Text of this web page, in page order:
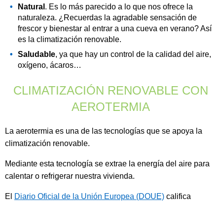
Natural . Es lo más parecido a lo que nos ofrece la
naturaleza. ¿Recuerdas la agradable sensación de
frescor y bienestar al entrar a una cueva en verano? Así
es la climatización renovable.
Saludable, ya que hay un control de la calidad del aire,
oxígeno, ácaros…
CLIMATIZACIÓN RENOVABLE CON
AEROTERMIA
La aerotermia es una de las tecnologías que se apoya la
climatización renovable.
Mediante esta tecnología se extrae la energía del aire para
calentar o refrigerar nuestra vivienda.
El Diario Oficial de la Unión Europea (DOUE) califica